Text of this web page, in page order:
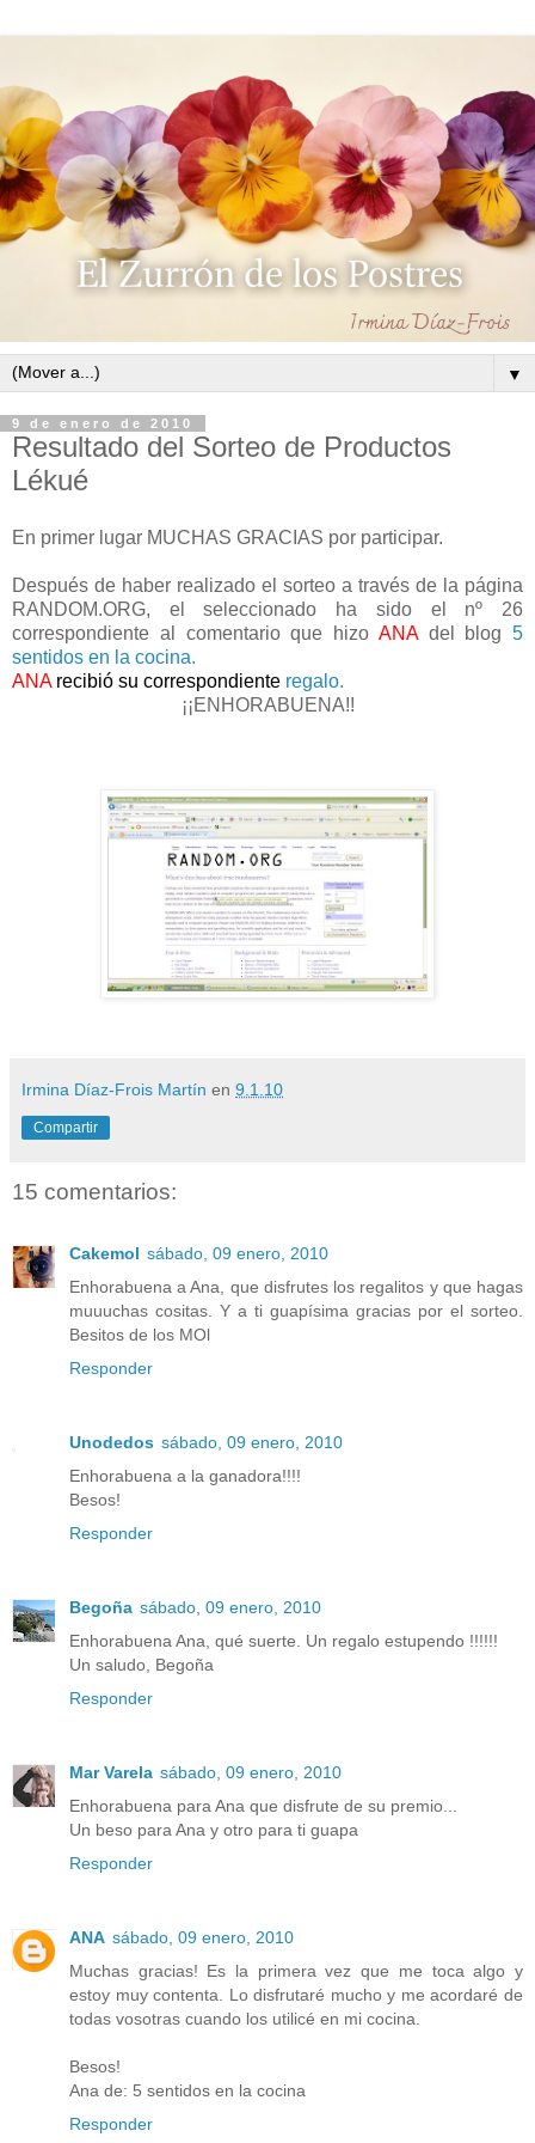
▼
9 de enero de 2010
Resultado del Sorteo de Productos
Lékué
En primer lugar MUCHAS GRACIAS por participar.
Después de haber realizado el sorteo a través de la página
RANDOM.ORG, el seleccionado ha sido el nº 26
correspondiente al comentario que hizo ANAdel blog 5
sentidos en la cocina.
ANA recibió su correspondiente regalo.
¡¡ENHORABUENA!!
Irmina Díaz-Frois Martín en 9.1.10
Compartir
15 comentarios:
Cakemol sábado, 09 enero, 2010
Enhorabuena a Ana, que disfrutes los regalitos y que hagas
muuuchas cositas. Y a ti guapísima gracias por el sorteo.
Besitos de los MOl
Responder
Unodedos sábado, 09 enero, 2010
Enhorabuena a la ganadora!!!!
Besos!
Responder
Begoña sábado, 09 enero, 2010
Enhorabuena Ana, qué suerte. Un regalo estupendo !!!!!!
Un saludo, Begoña
Responder
Mar Varela sábado, 09 enero, 2010
Enhorabuena para Ana que disfrute de su premio...
Un beso para Ana y otro para ti guapa
Responder
ANA sábado, 09 enero, 2010
Muchas gracias! Es la primera vez que me toca algo y
estoy muy contenta. Lo disfrutaré mucho y me acordaré de
todas vosotras cuando los utilicé en mi cocina.
Besos!
Ana de: 5 sentidos en la cocina
Responder